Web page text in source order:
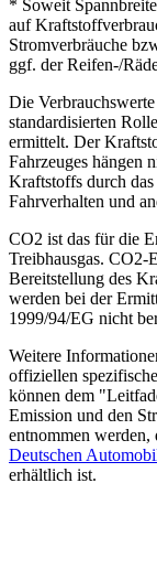
* Soweit
auf
Stromverbräuche
ggf. der Reifen-/
Die
standardisierten
ermittelt. Der
Fahrzeuges hängen
Kraftstoffs durch
Fahrverhalten und
CO2 ist das für die
Treibhausgas. CO2-
Bereitstellung des
werden bei der
1999/94/EG nicht
Weitere
offiziellen
können dem
Emission und den
entnommen werden,
Deutschen
erhältlich ist.